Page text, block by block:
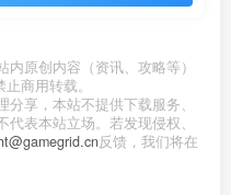
原创内容（资讯、攻略等）
商用转载。
享，本站不提供下载服务、
表本站立场。若发现侵权、
反馈，我们将在